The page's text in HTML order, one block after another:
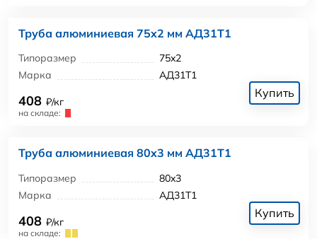
Труба алюминиевая 75x2 мм АД31Т1
Типоразмер
75x2
Марка
АД31Т1
408 ₽/кг
на складе:
Купить
Труба алюминиевая 80x3 мм АД31Т1
Типоразмер
80x3
Марка
АД31Т1
408 ₽/кг
на складе:
Купить